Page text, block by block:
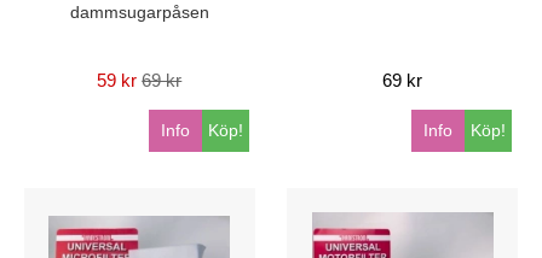
dammsugarpåsen
59 kr 69 kr
Köp!
Info
69 kr
Köp!
Info